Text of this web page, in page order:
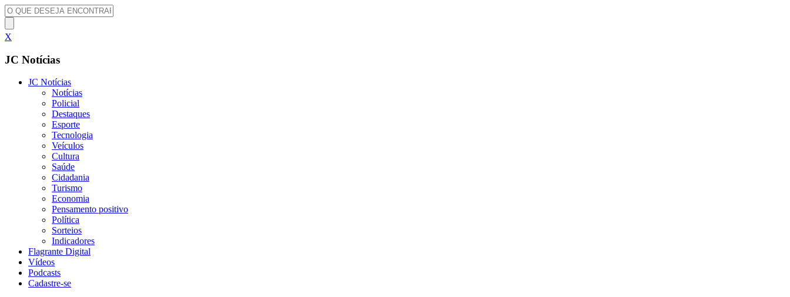
X
JC Notícias
JC Notícias
Notícias
Policial
Destaques
Esporte
Tecnologia
Veículos
Cultura
Saúde
Cidadania
Turismo
Economia
Pensamento positivo
Política
Sorteios
Indicadores
Flagrante Digital
Vídeos
Podcasts
Cadastre-se